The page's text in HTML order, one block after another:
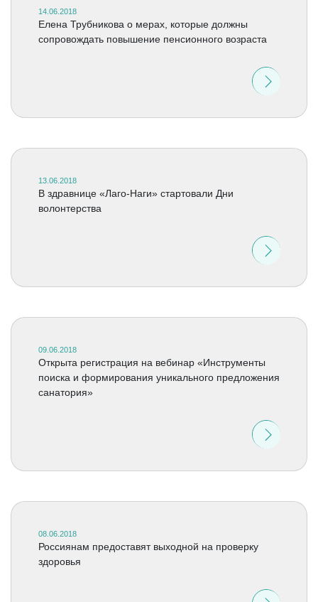
14.06.2018
Елена Трубникова о мерах, которые должны
сопровождать повышение пенсионного возраста
13.06.2018
В здравнице «Лаго-Наги» стартовали Дни
волонтерства
09.06.2018
Открыта регистрация на вебинар «Инструменты
поиска и формирования уникального предложения
санатория»
08.06.2018
Россиянам предоставят выходной на проверку
здоровья